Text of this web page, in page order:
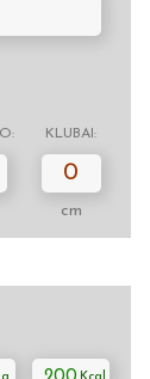
KLUBAI:
0
cm